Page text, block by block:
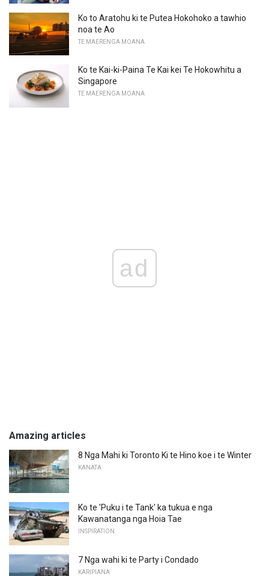
Ko to Aratohu ki te Putea Hokohoko a tawhio
noa te Ao
TE MAERENGA MOANA
Ko te Kai-ki-Paina Te Kai kei Te Hokowhitu a
Singapore
TE MAERENGA MOANA
ad
Amazing articles
8 Nga Mahi ki Toronto Ki te Hino koe i te Winter
KANATA
Ko te 'Puku i te Tank' ka tukua e nga
Kawanatanga nga Hoia Tae
INSPIRATION
7 Nga wahi ki te Party i Condado
KARIPIANA